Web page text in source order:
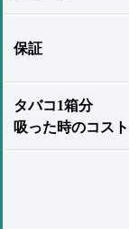
保証
タバコ1箱分
吸った時のコスト